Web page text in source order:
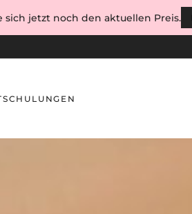
SCHULUNGEN
sich jetzt noch den aktuellen Preis.